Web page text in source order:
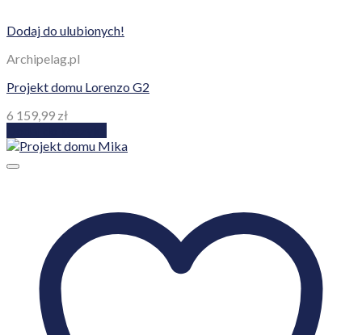
Dodaj do ulubionych!
Archipelag.pl
Projekt domu Lorenzo G2
6 159,99 zł